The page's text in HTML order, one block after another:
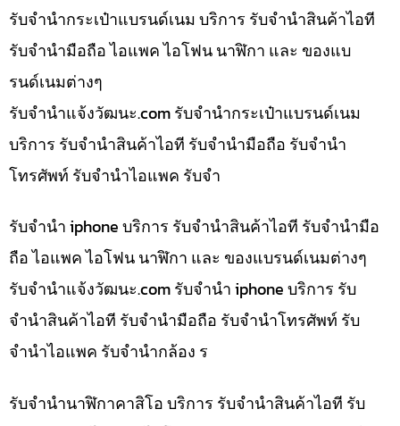
รับจำนำกระเป๋าแบรนด์เนม บริการ รับจำนำสินค้าไอที
รับจำนำมือถือ ไอแพค ไอโฟน นาฬิกา และ ของแบ
รนด์เนมต่างๆ
รับจํานําแจ้งวัฒนะ.com รับจำนำกระเป๋าแบรนด์เนม
บริการ รับจำนำสินค้าไอที รับจำนำมือถือ รับจำนำ
โทรศัพท์ รับจำนำไอแพค รับจำ
รับจำนำ iphone บริการ รับจำนำสินค้าไอที รับจำนำมือ
ถือ ไอแพค ไอโฟน นาฬิกา และ ของแบรนด์เนมต่างๆ
รับจํานําแจ้งวัฒนะ.com รับจำนำ iphone บริการ รับ
จำนำสินค้าไอที รับจำนำมือถือ รับจำนำโทรศัพท์ รับ
จำนำไอแพค รับจำนำกล้อง ร
รับจำนำนาฬิกาคาสิโอ บริการ รับจำนำสินค้าไอที รับ